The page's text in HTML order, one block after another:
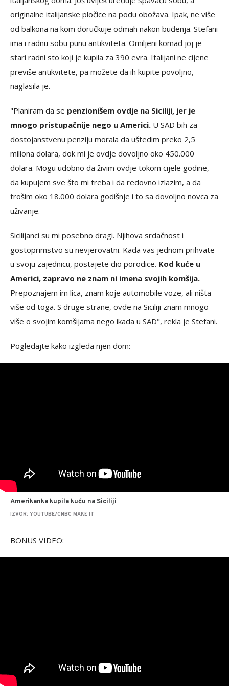
originalne italijanske pločice na podu obožava. Ipak, ne više
od balkona na kom doručkuje odmah nakon buđenja. Stefani
ima i radnu sobu punu antikviteta. Omiljeni komad joj je
stari radni sto koji je kupila za 390 evra. Italijani ne cijene
previše antikvitete, pa možete da ih kupite povoljno,
naglasila je.
"Planiram da se penzionišem ovdje na Siciliji, jer je
mnogo pristupačnije nego u Americi. U SAD bih za
dostojanstvenu penziju morala da uštedim preko 2,5
miliona dolara, dok mi je ovdje dovoljno oko 450.000
dolara. Mogu udobno da živim ovdje tokom cijele godine,
da kupujem sve što mi treba i da redovno izlazim, a da
trošim oko 18.000 dolara godišnje i to sa dovoljno novca za
uživanje.
Sicilijanci su mi posebno dragi. Njihova srdačnost i
gostoprimstvo su nevjerovatni. Kada vas jednom prihvate
u svoju zajednicu, postajete dio porodice. Kod kuće u
Americi, zapravo ne znam ni imena svojih komšija.
Prepoznajem im lica, znam koje automobile voze, ali ništa
više od toga. S druge strane, ovde na Siciliji znam mnogo
više o svojim komšijama nego ikada u SAD", rekla je Stefani.
Pogledajte kako izgleda njen dom:
Amerikanka kupila kuću na Siciliji
IZVOR: YOUTUBE/CNBC MAKE IT
BONUS VIDEO: